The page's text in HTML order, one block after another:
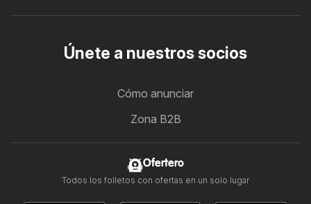
Únete a nuestros socios
Cómo anunciar
Zona B2B
Ofertero
Todos los folletos con ofertas en un solo lugar